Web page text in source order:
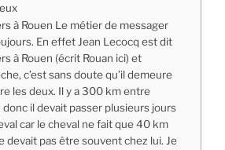
à Rouen Le métier de messager
En effet Jean Lecocq est dit
à Rouen (écrit Rouan ici) et
c’est sans doute qu’il demeure
les deux. Il y a 300 km entre
il devait passer plusieurs jours
car le cheval ne fait que 40 km
devait pas être souvent chez lui. Je